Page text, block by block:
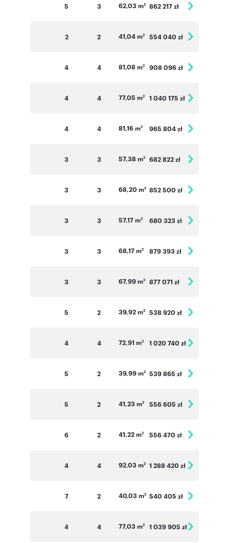
5 3 62,03 m2 862 217 zł
2 2 41,04 m2 554 040 zł
4 4 81,08 m2 908 096 zł
4 4 77,05 m2 1 040 175 zł
4 4 81,16 m2 965 804 zł
3 3 57,38 m2 682 822 zł
3 3 68,20 m2 852 500 zł
3 3 57,17 m2 680 323 zł
3 3 68,17 m2 879 393 zł
3 3 67,99 m2 877 071 zł
5 2 39,92 m2 538 920 zł
4 4 72,91 m2 1 020 740 zł
5 2 39,99 m2 539 865 zł
5 2 41,23 m2 556 605 zł
6 2 41,22 m2 556 470 zł
4 4 92,03 m2 1 288 420 zł
7 2 40,03 m2 540 405 zł
4 4 77,03 m2 1 039 905 zł